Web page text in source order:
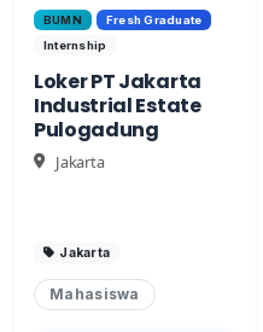
BUMN
Fresh Graduate
Internship
Loker PT Jakarta
Industrial Estate
Pulogadung
Jakarta
Jakarta
Mahasiswa